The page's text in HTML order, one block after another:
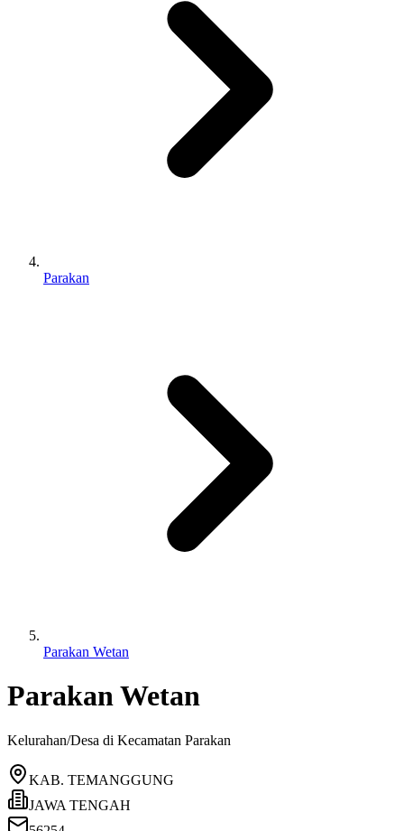
Parakan
Parakan Wetan
Parakan Wetan
Kelurahan/Desa di Kecamatan Parakan
KAB. TEMANGGUNG
JAWA TENGAH